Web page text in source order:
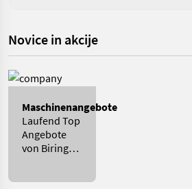
Novice in akcije
Maschinenangebote
Laufend Top
Angebote
von Biringer